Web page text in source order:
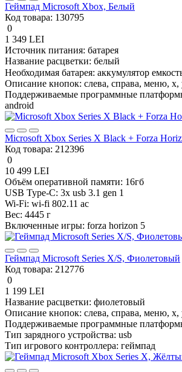
Геймпад Microsoft Xbox, Белый
Код товара: 130795
0
1 349 LEI
Источник питания: батарея
Название расцветки: белый
Необходимая батарея: аккумулятор
Описание кнопок: слева, справа, меню, x,
Поддерживаемые программные
android
Microsoft Xbox Series X Black + Forza
Код товара: 212396
0
10 499 LEI
Объём оперативной памяти: 16гб
USB Type-C: 3x usb 3.1 gen 1
Wi-Fi: wi-fi 802.11 ac
Вес: 4445 г
Включенные игры: forza horizon 5
Геймпад Microsoft Series X/S, Фиолетовый
Код товара: 212776
0
1 199 LEI
Название расцветки: фиолетовый
Описание кнопок: слева, справа, меню, x,
Поддерживаемые программные
Тип зарядного устройства: usb
Тип игрового контроллера: геймпад